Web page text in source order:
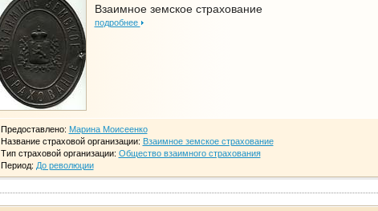
Взаимное земское страхование
подробнее
Предоставлено: Марина Моисеенко
Название страховой организации: Взаимное земское страхование
Тип страховой организации: Общество взаимного страхования
Период: До революции